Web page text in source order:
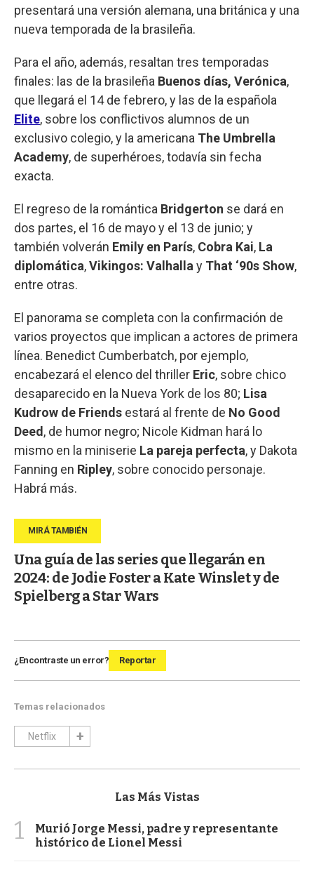
presentará una versión alemana, una británica y una
nueva temporada de la brasileña.
Para el año, además, resaltan tres temporadas
finales: las de la brasileña Buenos días, Verónica,
que llegará el 14 de febrero, y las de la española
Elite, sobre los conflictivos alumnos de un
exclusivo colegio, y la americana The Umbrella
Academy, de superhéroes, todavía sin fecha
exacta.
El regreso de la romántica Bridgerton se dará en
dos partes, el 16 de mayo y el 13 de junio; y
también volverán Emily en París, Cobra Kai, La
diplomática,Vikingos: Valhallay That ‘90s Show,
entre otras.
El panorama se completa con la confirmación de
varios proyectos que implican a actores de primera
línea. Benedict Cumberbatch, por ejemplo,
encabezará el elenco del thriller Eric, sobre chico
desaparecido en la Nueva York de los 80; Lisa
Kudrow de Friends estará al frente de No Good
Deed, de humor negro; Nicole Kidman hará lo
mismo en la miniserie La pareja perfecta, y Dakota
Fanning en Ripley, sobre conocido personaje.
Habrá más.
Una guía de las series que llegarán en
2024: de Jodie Foster a Kate Winslet y de
Spielberg a Star Wars
¿Encontraste un error? Reportar
Temas relacionados
Netflix
Las Más Vistas
1
Murió Jorge Messi, padre y representante
histórico de Lionel Messi